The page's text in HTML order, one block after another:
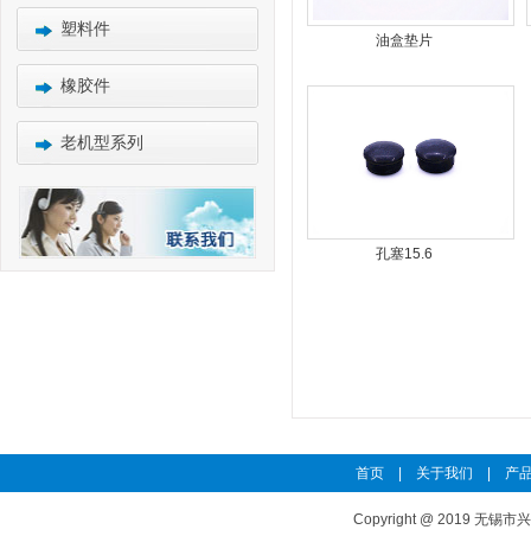
塑料件
橡胶件
老机型系列
油盒垫片
孔塞15.6
首页 关于我们 产
Copyright @ 2019 无锡市